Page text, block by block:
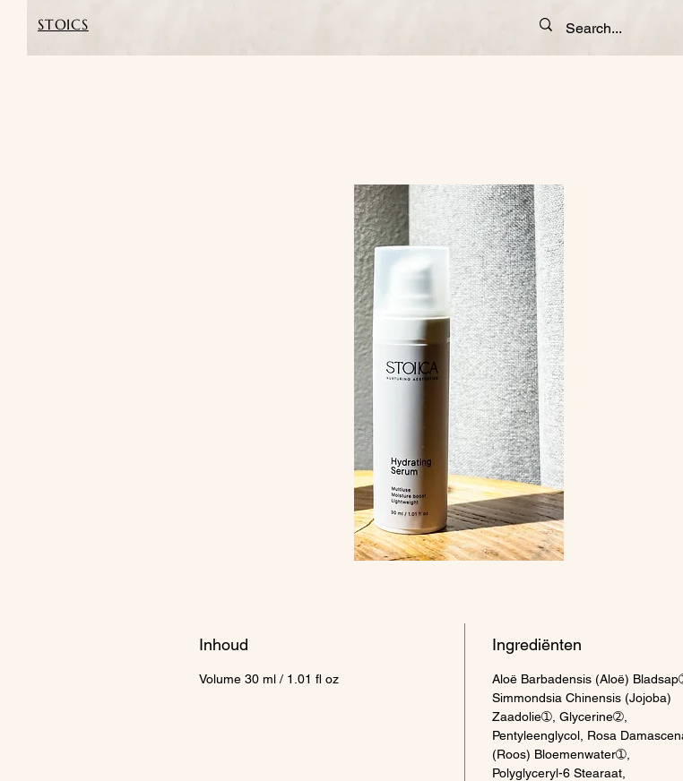
STOICS
Inhoud
Volume 30 ml / 1.01 fl oz
Ingrediënten
Aloë Barbadensis (Aloë)
Simmondsia Chinensis (Jojoba)
Zaadolie➀, Glycerine➁,
Pentyleenglycol, Rosa
(Roos) Bloemenwater➀,
Polyglyceryl-6 Stearaat,